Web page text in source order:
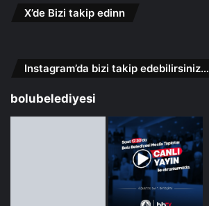
X’de Bizi takip edinn
Instagram’da bizi takip edebilirsiniz…
bolubelediyesi